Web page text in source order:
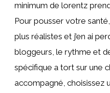
minimum de lorentz
Pour pousser votre
plus réalistes et j’en ai
bloggeurs, le rythme et
spécifique a tort sur une
accompagné, choisissez